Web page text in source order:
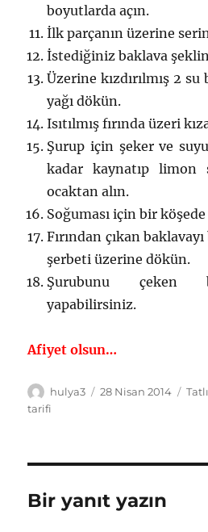
boyutlarda açın.
İlk parçanın üzerine
İstediğiniz baklava
Üzerine kızdırılmış 2 su
yağı dökün.
Isıtılmış fırında üzeri
Şurup için şeker ve
kadar kaynatıp limon
ocaktan alın.
Soğuması için bir
Fırından çıkan
şerbeti üzerine dökün.
Şurubunu çeken
yapabilirsiniz.
Afiyet olsun…
Yazar
hulya3
Yayın
28 Nisan 2014
tarifi
Bir yanıt yazın